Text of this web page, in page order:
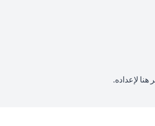
هنا opens in a new tab
لإعداده.